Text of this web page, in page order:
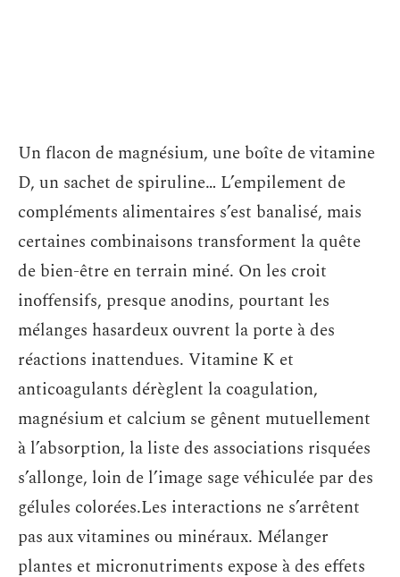
Un flacon de magnésium, une boîte de vitamine
D, un sachet de spiruline… L’empilement de
compléments alimentaires s’est banalisé, mais
certaines combinaisons transforment la quête
de bien-être en terrain miné. On les croit
inoffensifs, presque anodins, pourtant les
mélanges hasardeux ouvrent la porte à des
réactions inattendues. Vitamine K et
anticoagulants dérèglent la coagulation,
magnésium et calcium se gênent mutuellement
à l’absorption, la liste des associations risquées
s’allonge, loin de l’image sage véhiculée par des
gélules colorées.Les interactions ne s’arrêtent
pas aux vitamines ou minéraux. Mélanger
plantes et micronutriments expose à des effets